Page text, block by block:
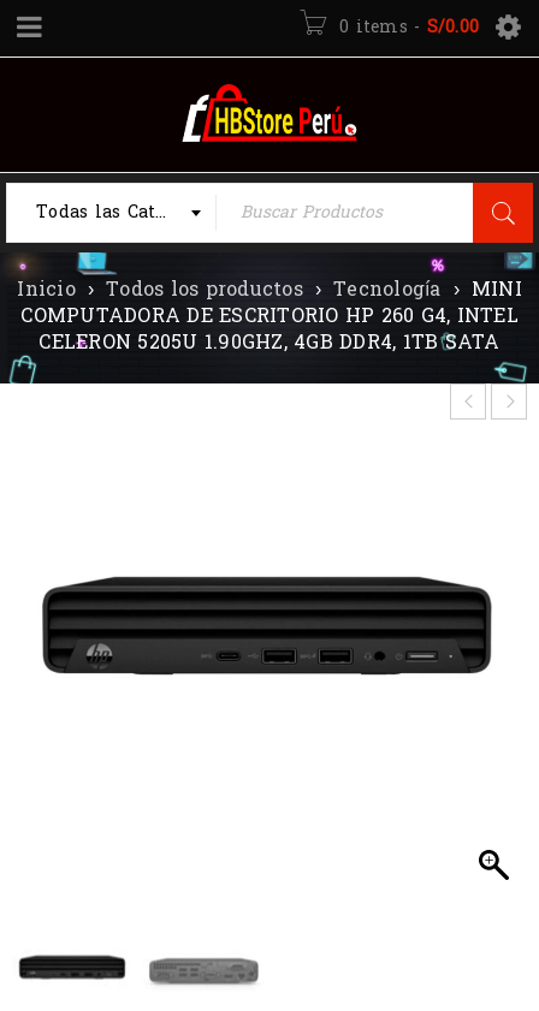
0 items - S/0.00
Todas las Categorias
Inicio › Todos los productos › Tecnología › MINI
COMPUTADORA DE ESCRITORIO HP 260 G4, INTEL
CELERON 5205U 1.90GHZ, 4GB DDR4, 1TB SATA